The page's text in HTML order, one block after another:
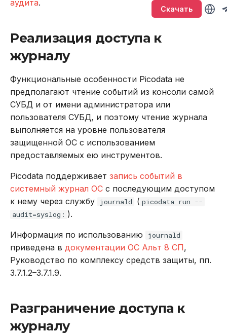
Скачать
т
ь
д
я
п
о
и
с
Версионирование
Подключение через
DBeaver
Работа с данными SQL
Работа в веб-интерфейсе
привилегиями
Тестирование
производительности
Резервное копирование
и восстановление
Управление доступом
помощью LDAP
Подключение к кластеру
в Oracle Weblogic
Использование журнала
аудита
Настройка Systemd
Именование объектов
Параметризованные
запросы
Транзакции
Совместимость с ANSI
Команды
BACKUP
CALL
CREATE PLUGIN
CREATE PROCEDURE
CREATE ROLE
CREATE USER
DROP INDEX
DROP PLUGIN
DROP ROLE
Функции и выражения
LOWER
SUBSTR
TRIM
UPPER
Агрегатные функции
функции
Функции даты и
Sirin
Ouroboros
Интерфейс RPC API
Файберы, потоки и
многозадачность
аудита.
Реализация доступа к
журналу
Функциональные особенности Picodata не
предполагают чтение событий из консоли самой
СУБД и от имени администратора или
пользователя СУБД, и поэтому чтение журнала
выполняется на уровне пользователя
защищенной ОС с использованием
предоставляемых ею инструментов.
Picodata поддерживает запись событий в
системный журнал ОС с последующим доступом
к нему через службу
journald ( picodata run --
audit=syslog: ).
Информация по использованию journald
приведена в документации ОС Альт 8 СП,
Руководство по комплексу средств защиты, пп.
3.7.1.2–3.7.1.9.
Разграничение доступа к
журналу